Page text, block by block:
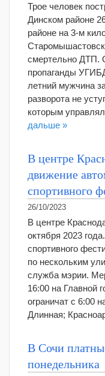
Трое человек
Динском районе
районе на 3-м
смертельно ДТП.
пропаганды
летний мужчина
разворота не
которым
дальше »
В центре
движение
спортивного
26/10/2023
В центре
октября 2023
спортивного
по нескольким
служба мэрии.
16:00 на Главной
ограничат с 6:00
Длинная;
В Сочи
понедельника